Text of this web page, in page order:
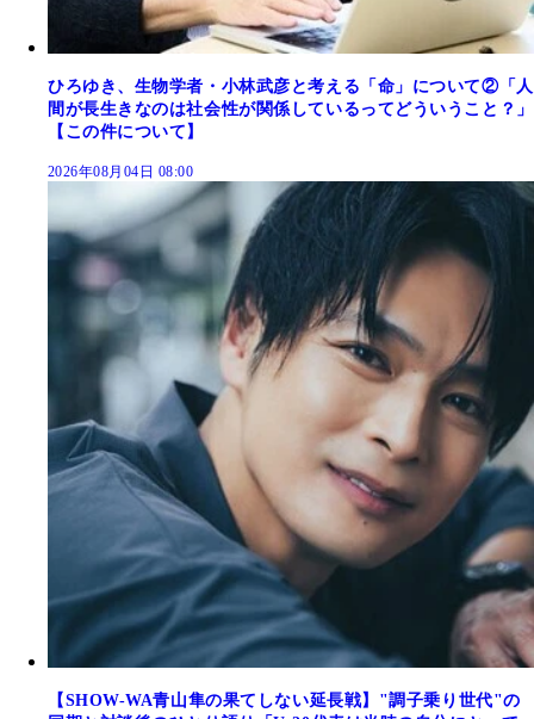
ひろゆき、生物学者・小林武彦と考える「命」について②「人
間が長生きなのは社会性が関係しているってどういうこと？」
【この件について】
2026年08月04日 08:00
【SHOW-WA青山隼の果てしない延長戦】"調子乗り世代"の